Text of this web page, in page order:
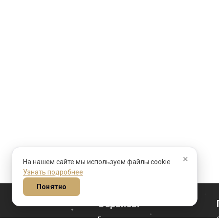
×
На нашем сайте мы используем файлы cookie
Узнать подробнее
Понятно
Сервисы